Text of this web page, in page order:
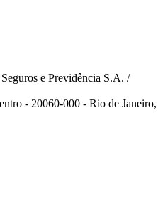
e Previdência S.A. /
- 20060-000 - Rio de Janeiro,